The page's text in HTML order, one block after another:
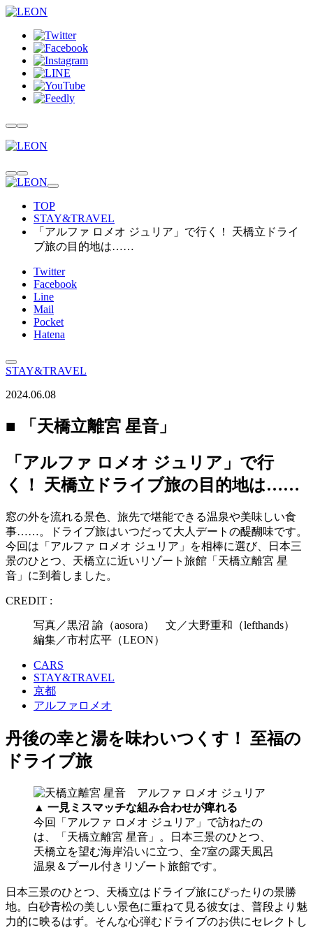
TOP
STAY&TRAVEL
「アルファ ロメオ ジュリア」で行く！ 天橋立ドライ
ブ旅の目的地は……
Twitter
Facebook
Line
Mail
Pocket
Hatena
STAY&TRAVEL
2024.06.08
■ 「天橋立離宮 星音」
「アルファ ロメオ ジュリア」で行
く！ 天橋立ドライブ旅の目的地は……
窓の外を流れる景色、旅先で堪能できる温泉や美味しい食
事……。ドライブ旅はいつだって大人デートの醍醐味です。
今回は「アルファ ロメオ ジュリア」を相棒に選び、日本三
景のひとつ、天橋立に近いリゾート旅館「天橋立離宮 星
音」に到着しました。
CREDIT :
写真／黒沼 諭（aosora） 文／大野重和（lefthands）
編集／市村広平（LEON）
CARS
STAY&TRAVEL
京都
アルファロメオ
丹後の幸と湯を味わいつくす！ 至福の
ドライブ旅
▲ 一見ミスマッチな組み合わせが痺れる
今回「アルファ ロメオ ジュリア」で訪ねたの
は、「天橋立離宮 星音」。日本三景のひとつ、
天橋立を望む海岸沿いに立つ、全7室の露天風呂
温泉＆プール付きリゾート旅館です。
日本三景のひとつ、天橋立はドライブ旅にぴったりの景勝
地。白砂青松の美しい景色に重ねて見る彼女は、普段より魅
力的に映るはず。そんな心弾むドライブのお供にセレクトし